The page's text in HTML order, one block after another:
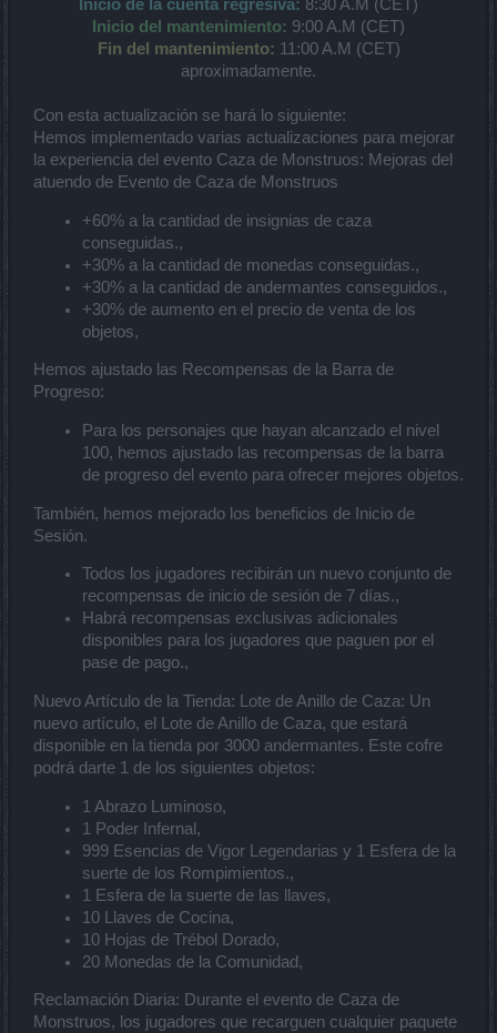
Inicio de la cuenta regresiva: 8:30 A.M (CET)
Inicio del mantenimiento: 9:00 A.M (CET)
Fin del mantenimiento: 11:00 A.M (CET)
aproximadamente.
Con esta actualización se hará lo siguiente:
Hemos implementado varias actualizaciones para mejorar
la experiencia del evento Caza de Monstruos: Mejoras del
atuendo de Evento de Caza de Monstruos
+60% a la cantidad de insignias de caza
conseguidas.,
+30% a la cantidad de monedas conseguidas.,
+30% a la cantidad de andermantes conseguidos.,
+30% de aumento en el precio de venta de los
objetos,
Hemos ajustado las Recompensas de la Barra de
Progreso:
Para los personajes que hayan alcanzado el nivel
100, hemos ajustado las recompensas de la barra
de progreso del evento para ofrecer mejores objetos.
También, hemos mejorado los beneficios de Inicio de
Sesión.
Todos los jugadores recibirán un nuevo conjunto de
recompensas de inicio de sesión de 7 días.,
Habrá recompensas exclusivas adicionales
disponibles para los jugadores que paguen por el
pase de pago.,
Nuevo Artículo de la Tienda: Lote de Anillo de Caza: Un
nuevo artículo, el Lote de Anillo de Caza, que estará
disponible en la tienda por 3000 andermantes. Este cofre
podrá darte 1 de los siguientes objetos:
1 Abrazo Luminoso,
1 Poder Infernal,
999 Esencias de Vigor Legendarias y 1 Esfera de la
suerte de los Rompimientos.,
1 Esfera de la suerte de las llaves,
10 Llaves de Cocina,
10 Hojas de Trébol Dorado,
20 Monedas de la Comunidad,
Reclamación Diaria: Durante el evento de Caza de
Monstruos, los jugadores que recarguen cualquier paquete